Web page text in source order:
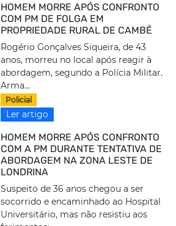
HOMEM MORRE APÓS CONFRONTO
COM PM DE FOLGA EM
PROPRIEDADE RURAL DE CAMBÉ
Rogério Gonçalves Siqueira, de 43
anos, morreu no local após reagir à
abordagem, segundo a Polícia Militar.
Arma...
Policial
Ler artigo
HOMEM MORRE APÓS CONFRONTO
COM A PM DURANTE TENTATIVA DE
ABORDAGEM NA ZONA LESTE DE
LONDRINA
Suspeito de 36 anos chegou a ser
socorrido e encaminhado ao Hospital
Universitário, mas não resistiu aos